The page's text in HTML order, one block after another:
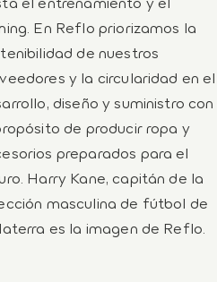
En Reflo priorizamos la
de nuestros
y la circularidad en el
diseño y suministro con
de producir ropa y
preparados para el
Harry Kane, capitán de la
masculina de fútbol de
es la imagen de Reflo.